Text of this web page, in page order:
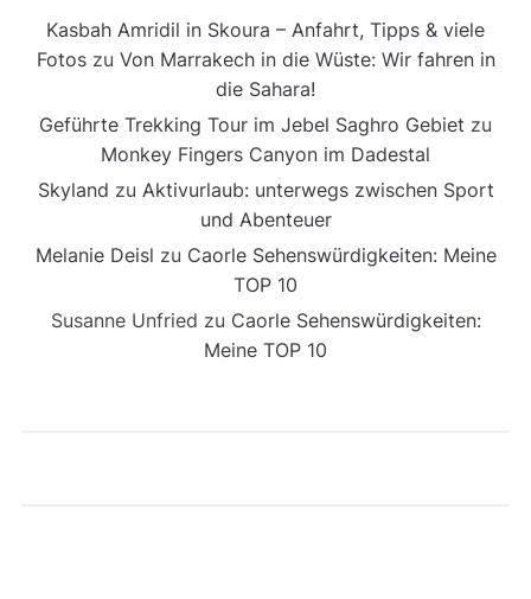
Kasbah Amridil in Skoura – Anfahrt, Tipps & viele
Fotoszu Von Marrakech in die Wüste: Wir fahren in
die Sahara!
Geführte Trekking Tour im Jebel Saghro Gebiet zu
Monkey Fingers Canyon im Dadestal
Skyland zu Aktivurlaub: unterwegs zwischen Sport
und Abenteuer
Melanie Deisl zu Caorle Sehenswürdigkeiten: Meine
TOP 10
Susanne Unfried zu Caorle Sehenswürdigkeiten:
Meine TOP 10